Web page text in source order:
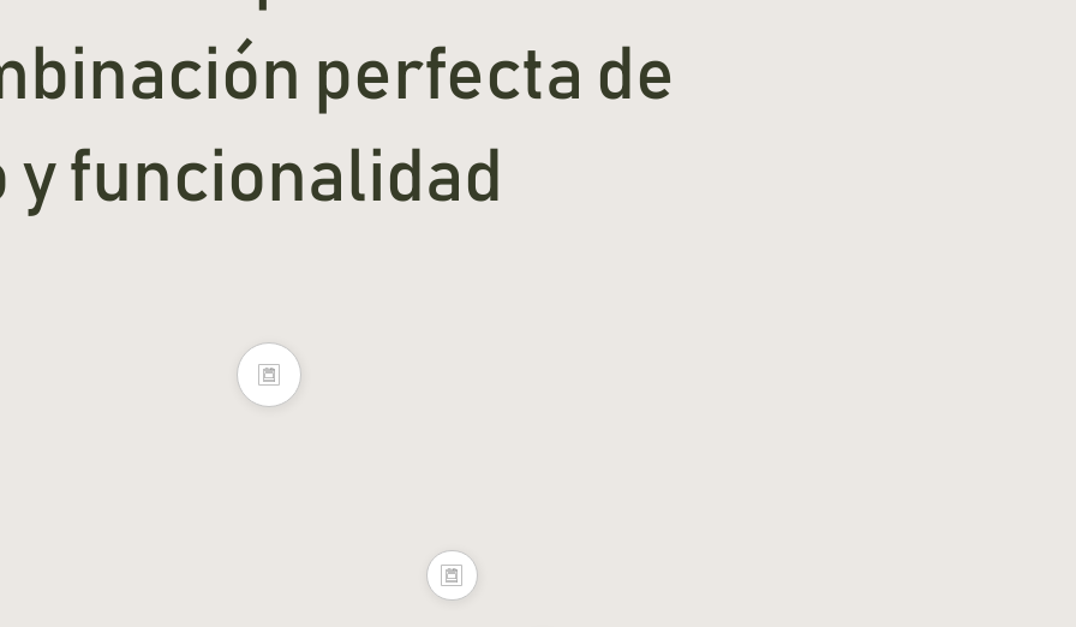
perfecta de
y funcionalidad